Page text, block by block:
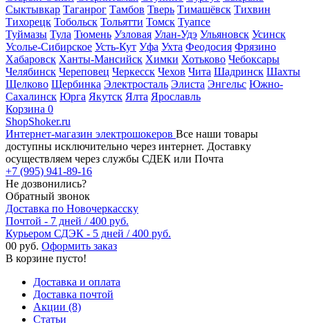
Сыктывкар Таганрог Тамбов Тверь Тимашёвск Тихвин
Тихорецк Тобольск Тольятти Томск Туапсе
Туймазы Тула Тюмень Узловая Улан-Удэ Ульяновск Усинск
Усолье-Сибирское Усть-Кут Уфа Ухта Феодосия Фрязино
Хабаровск Ханты-Мансийск Химки Хотьково Чебоксары
Челябинск Череповец Черкесск Чехов Чита Шадринск Шахты
Щелково Щербинка Электросталь Элиста Энгельс Южно-
Сахалинск Юрга Якутск Ялта Ярославль
Корзина 0
ShopShoker.ru
Интернет-магазин электрошокеров Все наши товары
доступны исключительно через интернет. Доставку
осуществляем через службы СДЕК или Почта
+7 (995) 941-89-16
Не дозвонились?
Обратный звонок
Доставка по Новочеркасску
Почтой - 7 дней / 400 руб.
Курьером СДЭК - 5 дней / 400 руб.
00 руб. Оформить заказ
В корзине пусто!
Доставка и оплата
Доставка почтой
Акции (8)
Статьи